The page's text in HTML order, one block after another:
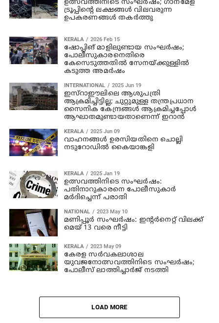
ഉ​ത്സ​വ​ത്തി​നി​ടെ സം​ഘ​ർ​ഷം; ഗാനമേള
ട്രൂപ്പിന്റെ ലക്ഷങ്ങള്‍ വിലവരുന്ന
ഉപകരണങ്ങള്‍ തകര്‍ത്തു
KERALA 2026 Feb 15
ഷോപ്പിങ് മാളിലുണ്ടായ സംഘര്‍ഷം;
പോലീസുകാരനെതിരെ
കേസെടുത്തതില്‍ സേനയ്ക്കുള്ളില്‍
കടുത്ത അമര്‍ഷം
INTERNATIONAL 2025 Jun 19
ഇസ്‌റാഈലിലെ ആശുപത്രി
ആക്രമിച്ചിട്ടില്ല; ചുറ്റുമുള്ള തന്ത്രപ്രധാന
സൈനിക കേന്ദ്രങ്ങള്‍ ആക്രമിച്ചപ്പോൾ
ആഘാതമുണ്ടായതാണെന്ന് ഇറാൻ
KERALA 2025 Jun 09
വാഹനങ്ങള്‍ ഉരസിയതിനെ ചൊല്ലി
നടുറോഡില്‍ കൈയാങ്കളി
KERALA 2025 Jan 19
ഉത്സവത്തിനിടെ സംഘര്‍ഷം:
പതിനാറുകാരനെ പോലീസുകാര്‍
മര്‍ദിച്ചെന്ന് പരാതി
NATIONAL 2023 May 10
മണിപ്പൂര്‍ സംഘര്‍ഷം: ഇന്റര്‍നെറ്റ് വിലക്ക്
മെയ് 13 വരെ നീട്ടി
KERALA 2023 May 09
കേരള സര്‍വകലാശാല
യുവജനോത്സവത്തിനിടെ സംഘര്‍ഷം;
പോലീസ് ലാത്തിച്ചാര്‍ജ് നടത്തി
LOAD MORE